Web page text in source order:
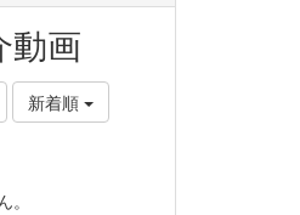
動画
新着順